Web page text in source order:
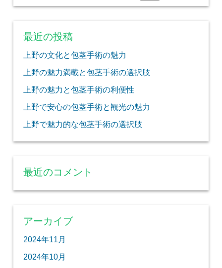
最近の投稿
上野の文化と包茎手術の魅力
上野の魅力満載と包茎手術の選択肢
上野の魅力と包茎手術の利便性
上野で安心の包茎手術と観光の魅力
上野で魅力的な包茎手術の選択肢
最近のコメント
アーカイブ
2024年11月
2024年10月